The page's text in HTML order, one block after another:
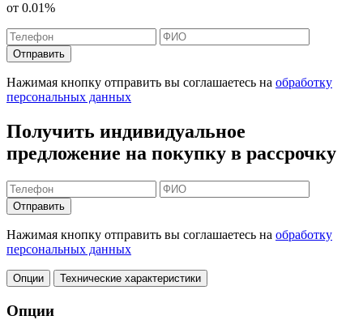
от 0.01%
Отправить
Нажимая кнопку отправить вы соглашаетесь на обработку
персональных данных
Получить индивидуальное
предложение на покупку в рассрочку
Отправить
Нажимая кнопку отправить вы соглашаетесь на обработку
персональных данных
Опции Технические характеристики
Опции